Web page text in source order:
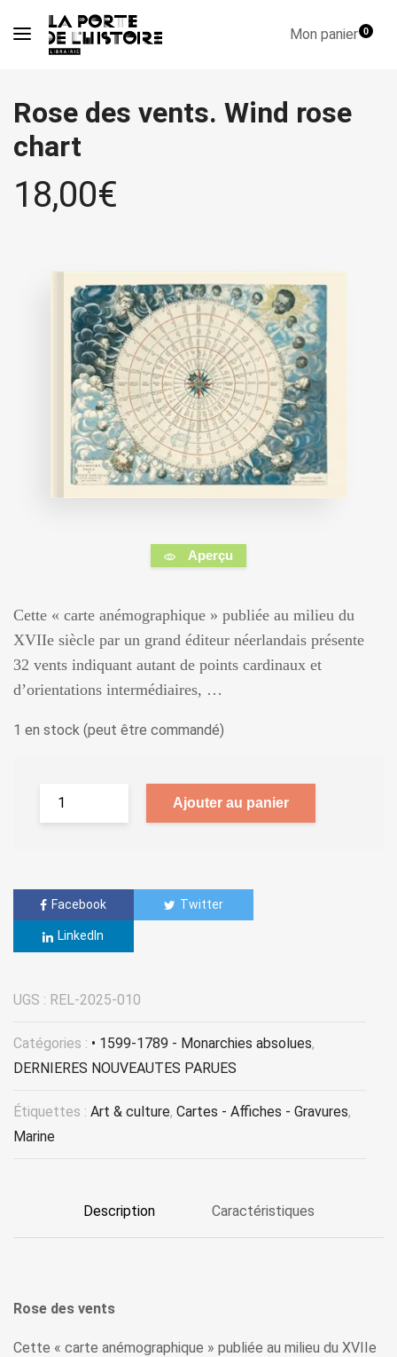
Mon panier0
Rose des vents. Wind rose
chart
18,00€
Aperçu
Cette « carte anémographique » publiée au milieu du
XVIIe siècle par un grand éditeur néerlandais présente
32 vents indiquant autant de points cardinaux et
d’orientations intermédiaires, …
1 en stock (peut être commandé)
Ajouter au panier
Facebook Twitter
LinkedIn
UGS : REL-2025-010
Catégories : • 1599-1789 - Monarchies absolues,
DERNIERES NOUVEAUTES PARUES
Étiquettes : Art & culture, Cartes - Affiches - Gravures,
Marine
Description Caractéristiques
Rose des vents
Cette « carte anémographique » publiée au milieu du XVIIe